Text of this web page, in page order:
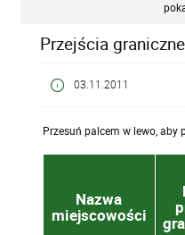
Przejścia graniczne
03.11.2011
Nazwa
miejscowości